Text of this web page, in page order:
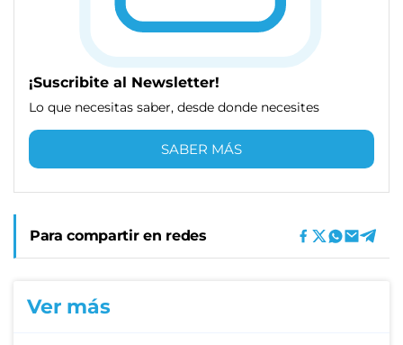
¡Suscribite al Newsletter!
Lo que necesitas saber, desde donde necesites
SABER MÁS
Para compartir en redes
Ver más